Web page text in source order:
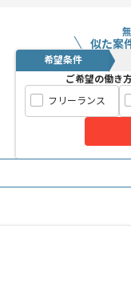
似た案
希望条件
ご希望の働き
フリーランス